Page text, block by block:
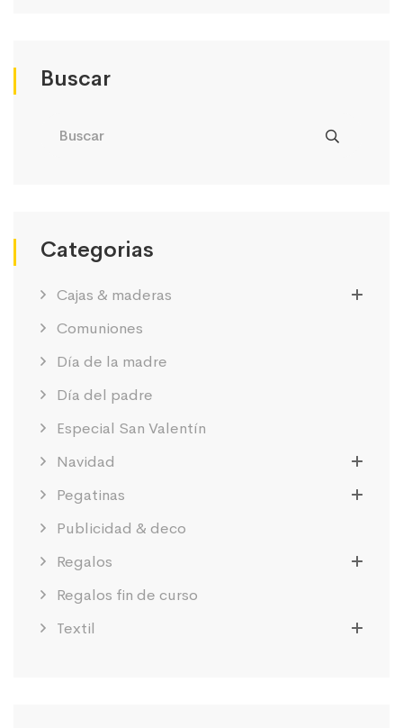
Buscar
Categorias
Cajas & maderas
Comuniones
Día de la madre
Día del padre
Especial San Valentín
Navidad
Pegatinas
Publicidad & deco
Regalos
Regalos fin de curso
Textil